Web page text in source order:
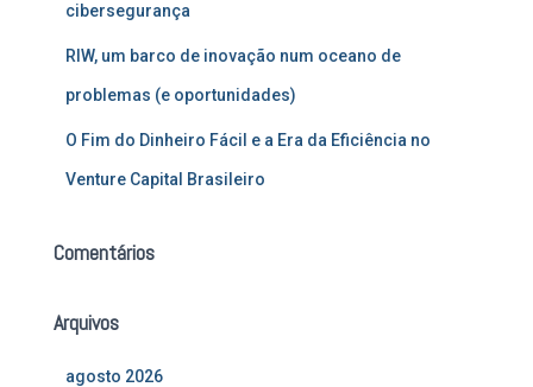
cibersegurança
RIW, um barco de inovação num oceano de
problemas (e oportunidades)
O Fim do Dinheiro Fácil e a Era da Eficiência no
Venture Capital Brasileiro
Comentários
Arquivos
agosto 2026